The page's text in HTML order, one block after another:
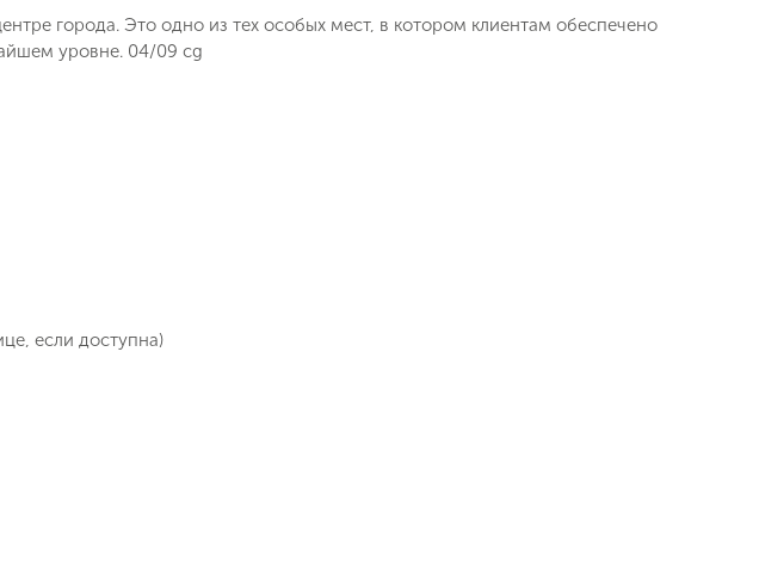
уведомления
с
города. Это одно из тех особых мест, в котором клиентам обеспечено
уровне. 04/09 cg
если доступна)